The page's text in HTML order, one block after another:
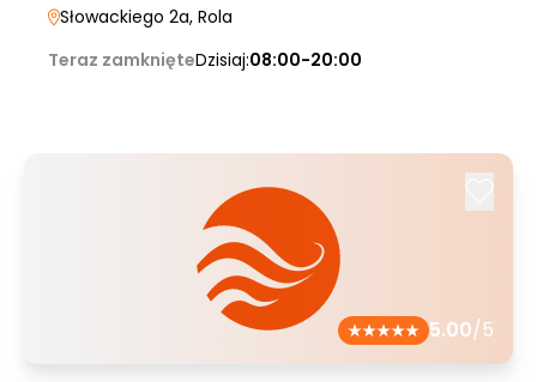
Słowackiego 2a, Rola
Teraz zamknięteDzisiaj:08:00-20:00
5.00/5